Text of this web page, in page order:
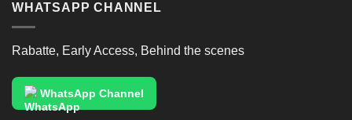
WHATSAPP CHANNEL
Rabatte, Early Access, Behind the scenes
WhatsApp Channel